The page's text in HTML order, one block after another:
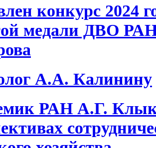
конкурс 2024
медали ДВО
А.А. Калинину
РАН А.Г.